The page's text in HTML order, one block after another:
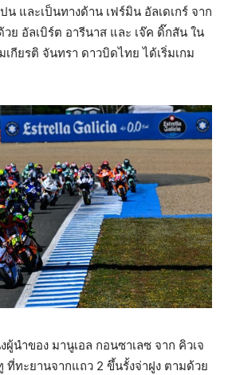
น และเป็นทางด้าน เฟร์มิน อัลเดเกร์ จาก
ย อัลเบิร์ต อารีนาส และ เจ๊ค ดิ๊กสัน ใน
กียรติ จันทรา ดาวบิดไทย ได้เริ่มเกม
นำของ มานูเอล กอนซาเลซ จาก คิวเจ
ที่ทะยานจากแถว 2 ขึ้นรั้งจ่าฝูง ตามด้วย